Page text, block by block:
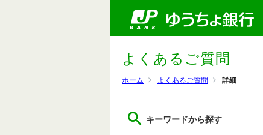
ホーム よくあるご質問 詳細
よくあるご質問
キーワードから探す